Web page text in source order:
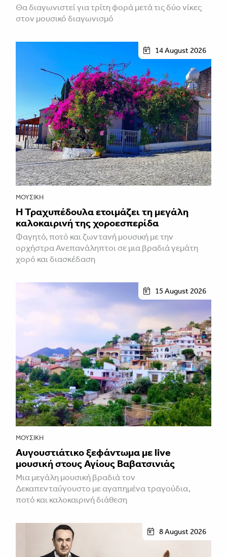
Θα διαγωνιστεί για τρίτη φορά μετά τις δύο νίκες
στον μουσικό διαγωνισμό
14 August 2026
ΜΟΥΣΙΚΉ
Η Τραχυπέδουλα ετοιμάζει τη μεγάλη
καλοκαιρινή της χοροεσπερίδα
Φαγητό, ποτό και ζωντανή μουσική με την
ορχήστρα Ανεπανάληπτοι σε μια βραδιά γεμάτη
χορό και διασκέδαση
15 August 2026
ΜΟΥΣΙΚΉ
Αυγουστιάτικο ξεφάντωμα με live
μουσική στους Αγίους Βαβατσινιάς
Μια μεγάλη μουσική βραδιά τον
Δεκαπενταύγουστο με αγαπημένα τραγούδια,
ποτό και καλοκαιρινή διάθεση
8 August 2026